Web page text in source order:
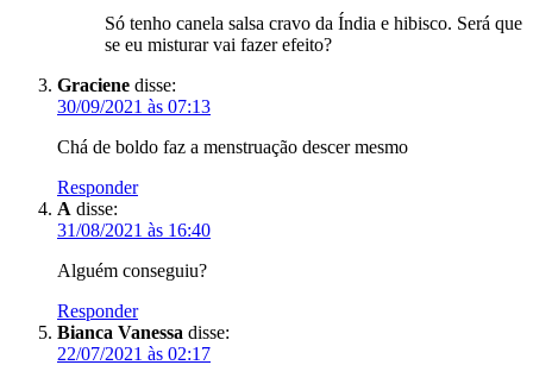
Só tenho canela salsa cravo da Índia e hibisco. Será que
se eu misturar vai fazer efeito?
Graciene disse:
30/09/2021 às 07:13
Chá de boldo faz a menstruação descer mesmo
Responder
A disse:
31/08/2021 às 16:40
Alguém conseguiu?
Responder
Bianca Vanessa disse:
22/07/2021 às 02:17